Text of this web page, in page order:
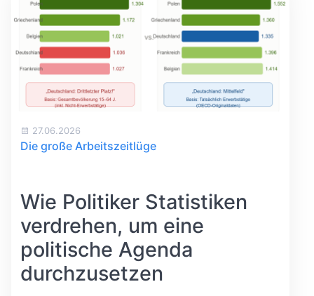
27.06.2026
Die große Arbeitszeitlüge
Wie Politiker Statistiken
verdrehen, um eine
politische Agenda
durchzusetzen